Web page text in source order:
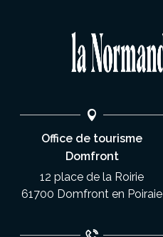
Office de tourisme
Domfront
12 place de la Roirie
61700 Domfront en Poiraie